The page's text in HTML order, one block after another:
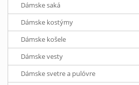
Dámske saká
Dámske kostýmy
Dámske košele
Dámske vesty
Dámske svetre a pulóvre